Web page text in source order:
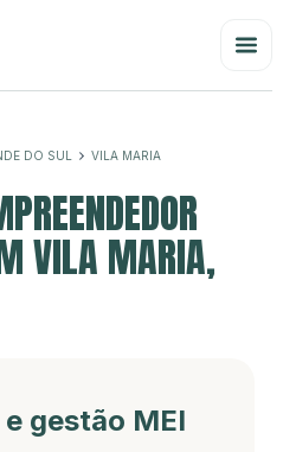
DO SUL VILA MARIA
VILA MARIA,
gestão MEI